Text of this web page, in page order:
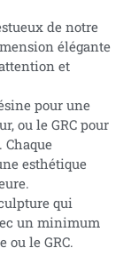
de notre
élégante
et
pour une
ou le GRC pour
Chaque
esthétique
qui
un minimum
ou le GRC.